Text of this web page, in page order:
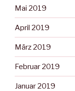
Mai 2019
April 2019
März 2019
Februar 2019
Januar 2019